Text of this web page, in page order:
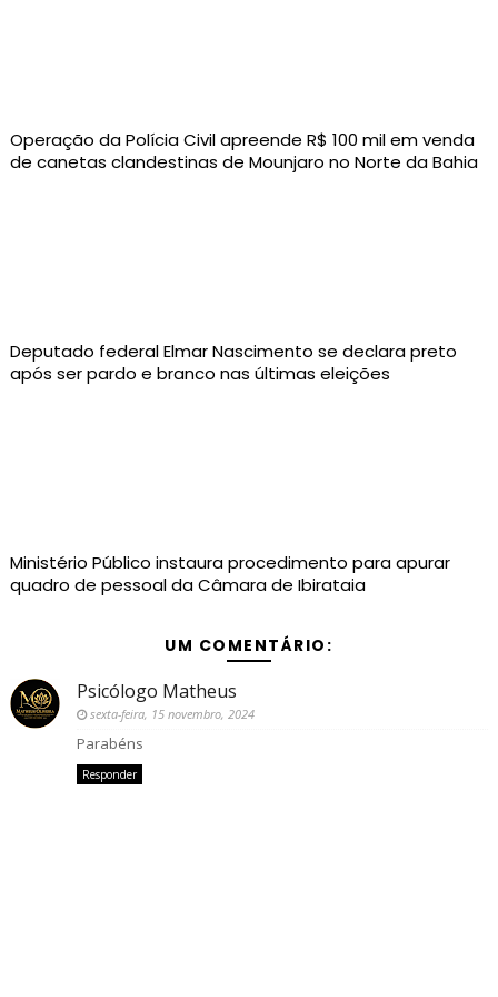
Operação da Polícia Civil apreende R$ 100 mil em venda
de canetas clandestinas de Mounjaro no Norte da Bahia
Deputado federal Elmar Nascimento se declara preto
após ser pardo e branco nas últimas eleições
Ministério Público instaura procedimento para apurar
quadro de pessoal da Câmara de Ibirataia
UM COMENTÁRIO:
Psicólogo Matheus
sexta-feira, 15 novembro, 2024
Parabéns
Responder